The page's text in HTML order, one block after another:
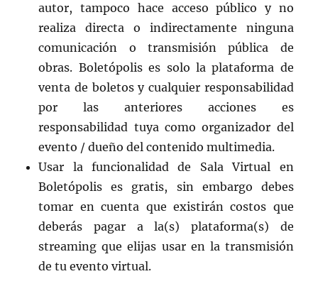
autor, tampoco hace acceso público y no
realiza directa o indirectamente ninguna
comunicación o transmisión pública de
obras. Boletópolis es solo la plataforma de
venta de boletos y cualquier responsabilidad
por las anteriores acciones es
responsabilidad tuya como organizador del
evento / dueño del contenido multimedia.
Usar la funcionalidad de Sala Virtual en
Boletópolis es gratis, sin embargo debes
tomar en cuenta que existirán costos que
deberás pagar a la(s) plataforma(s) de
streaming que elijas usar en la transmisión
de tu evento virtual.